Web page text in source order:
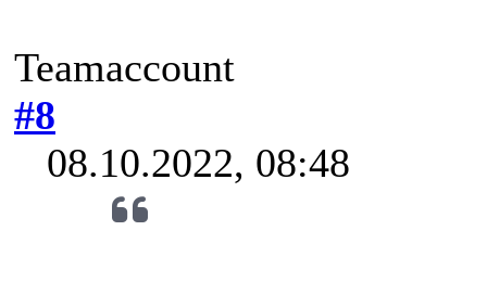
Teamaccount
#8
08.10.2022, 08:48